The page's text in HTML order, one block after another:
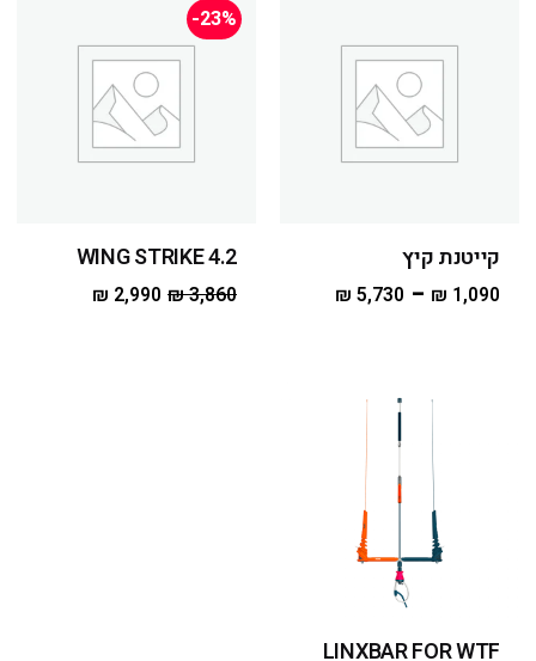
קייטנת קיץ
₪ 1,090
–
₪ 5,730
-23%
WING STRIKE 4.2
₪3,860
₪ 2,990
LINXBAR FOR WTF